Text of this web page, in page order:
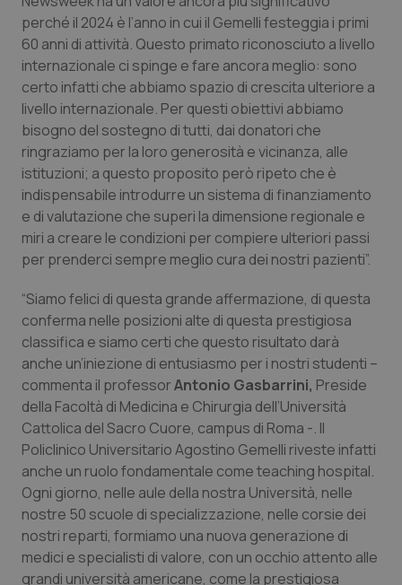
Liguria
Lombardia
Marche
Molise
Piemonte
Provincia Autonoma di Bolzano
Provincia Autonoma di Trento
Puglia
Sardegna
Sicilia
Toscana
Umbria
Disturbi dell’umore
Dolore
Donna & Salute
Epatiti
HIV
Infezioni & Febbre
Ipertensione & Scompenso
Malattie rare
Malattia di Crohn & Rettocolite Ulcerosa
Neuroscienze & patologie neurodegenerative
Obesità
Oftalmologia
perché il 2024 è l’anno in cui il Gemelli festeggia i primi
60 anni di attività. Questo primato riconosciuto a livello
internazionale ci spinge e fare ancora meglio: sono
certo infatti che abbiamo spazio di crescita ulteriore a
livello internazionale. Per questi obiettivi abbiamo
bisogno del sostegno di tutti, dai donatori che
ringraziamo per la loro generosità e vicinanza, alle
istituzioni; a questo proposito però ripeto che è
indispensabile introdurre un sistema di finanziamento
e di valutazione che superi la dimensione regionale e
miri a creare le condizioni per compiere ulteriori passi
per prenderci sempre meglio cura dei nostri pazienti”.
“Siamo felici di questa grande affermazione, di questa
conferma nelle posizioni alte di questa prestigiosa
classifica e siamo certi che questo risultato darà
anche un’iniezione di entusiasmo per i nostri studenti –
commenta il professorAntonio Gasbarrini, Preside
della Facoltà di Medicina e Chirurgia dell’Università
Cattolica del Sacro Cuore, campus di Roma -. Il
Policlinico Universitario Agostino Gemelli riveste infatti
anche un ruolo fondamentale come teaching hospital.
Ogni giorno, nelle aule della nostra Università, nelle
nostre 50 scuole di specializzazione, nelle corsie dei
nostri reparti, formiamo una nuova generazione di
medici e specialisti di valore, con un occhio attento alle
grandi università americane, come la prestigiosa